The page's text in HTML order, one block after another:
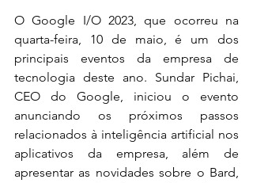
O Google I/O 2023, que ocorreu na
quarta-feira, 10 de maio, é um dos
principais eventos da empresa de
tecnologia deste ano. Sundar Pichai,
CEO do Google, iniciou o evento
anunciando os próximos passos
relacionados à inteligência artificial nos
aplicativos da empresa, além de
apresentar as novidades sobre o Bard,